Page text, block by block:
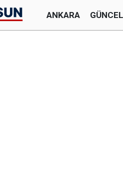
ANKARA GÜNCEL